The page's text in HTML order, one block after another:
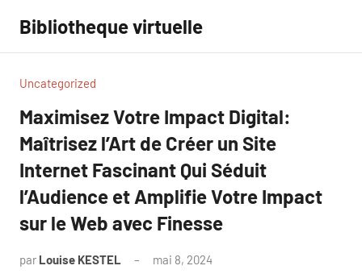
contenu
Bibliotheque virtuelle
Uncategorized
Maximisez Votre Impact Digital:
Maîtrisez l’Art de Créer un Site
Internet Fascinant Qui Séduit
l’Audience et Amplifie Votre Impact
sur le Web avec Finesse
par Louise KESTEL mai 8, 2024